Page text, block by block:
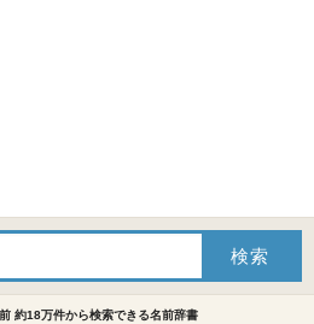
約18万件から検索できる名前辞書